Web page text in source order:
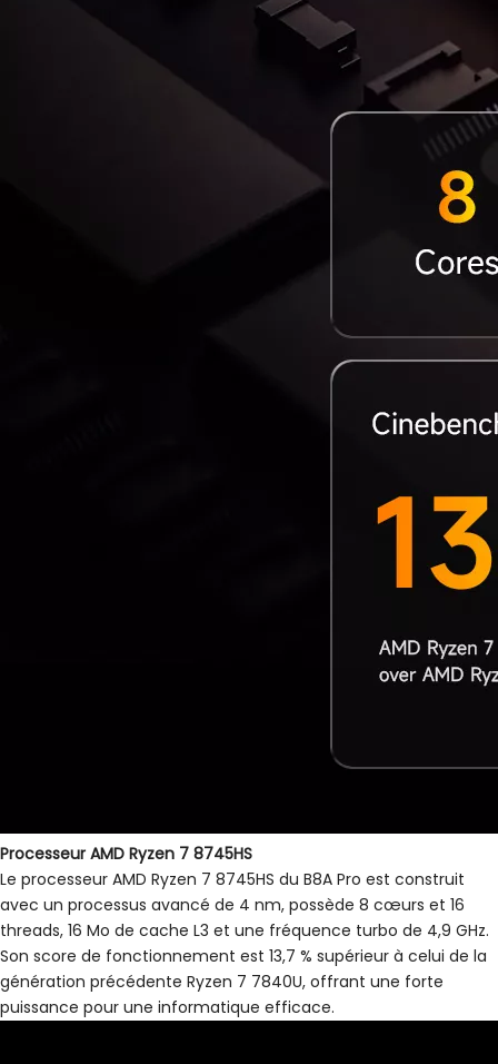
Processeur AMD Ryzen 7 8745HS
Le processeur AMD Ryzen 7 8745HS du B8A Pro est construit
avec un processus avancé de 4 nm, possède 8 cœurs et 16
threads, 16 Mo de cache L3 et une fréquence turbo de 4,9 GHz.
Son score de fonctionnement est 13,7 % supérieur à celui de la
génération précédente Ryzen 7 7840U, offrant une forte
puissance pour une informatique efficace.